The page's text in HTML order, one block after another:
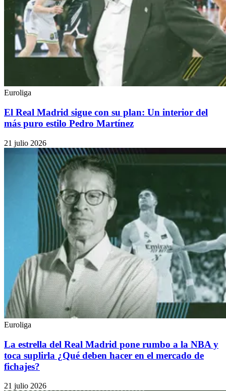
Euroliga
El Real Madrid sigue con su plan: Un interior del
más puro estilo Pedro Martínez
21 julio 2026
Euroliga
La estrella del Real Madrid pone rumbo a la NBA y
toca suplirla ¿Qué deben hacer en el mercado de
fichajes?
21 julio 2026